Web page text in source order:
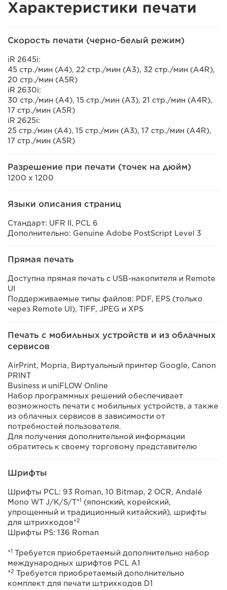
Характеристики печати
Скорость печати (черно-белый режим)
iR 2645i:
45 стр./мин (A4), 22 стр./мин (A3), 32 стр./мин (A4R),
20 стр./мин (A5R)
iR 2630i:
30 стр./мин (A4), 15 стр./мин (A3), 21 стр./мин (A4R),
17 стр./мин (A5R)
iR 2625i:
25 стр./мин (A4), 15 стр./мин (A3), 17 стр./мин (A4R),
17 стр./мин (A5R)
Разрешение при печати (точек на дюйм)
1200 x 1200
Языки описания страниц
Стандарт: UFR II, PCL 6
Дополнительно: Genuine Adobe PostScript Level 3
Прямая печать
Доступна прямая печать с USB-накопителя и Remote
UI
Поддерживаемые типы файлов: PDF, EPS (только
через Remote UI), TIFF, JPEG и XPS
Печать с мобильных устройств и из облачных
сервисов
AirPrint, Mopria, Виртуальный принтер Google, Canon
PRINT
Business и uniFLOW Online
Набор программных решений обеспечивает
возможность печати с мобильных устройств, а также
из облачных сервисов в зависимости от
потребностей пользователя.
Для получения дополнительной информации
обратитесь к своему торговому представителю
Шрифты
Шрифты PCL: 93 Roman, 10 Bitmap, 2 OCR, Andalé
Mono WT J/K/S/T*1 (японский, корейский,
упрощенный и традиционный китайский), шрифты
для штрихкодов*2
Шрифты PS: 136 Roman
*1 Требуется приобретаемый дополнительно набор
международных шрифтов PCL A1
*2 Требуется приобретаемый дополнительно
комплект для печати штрихкодов D1